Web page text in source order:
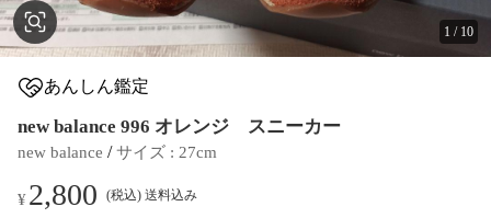
1 / 10
あんしん鑑定
new balance 996 オレンジ スニーカー
new balance / サイズ : 27cm
¥2,800 (税込) 送料込み